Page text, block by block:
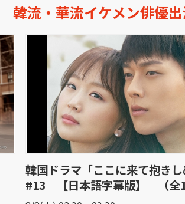
韓流・華流イケメン俳優
韓国ドラマ「ここに来て抱きし
#14 【日本語字幕版】 （全